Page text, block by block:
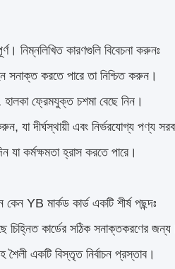
নিম্নলিখিত কারণগুলি বিবেচনা করুনঃ
করতে পারে তা নিশ্চিত করুন।
ফ্রেমযুক্ত চশমা বেছে নিন।
যা দীর্ঘস্থায়ী এবং নির্ভরযোগ্য পণ্য
যা কর্মক্ষমতা হ্রাস করতে পারে।
YB মার্কড কার্ড একটি শীর্ষ পছন্দঃ
কার্ডের সঠিক সনাক্তকরণের
একটি বিস্তৃত নির্বাচন প্রস্তাব।